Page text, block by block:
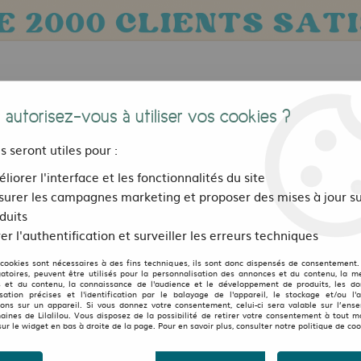
Bijoux, sacs et accessoires Pour les
Many Mornings >Chaussettes deparaillées Monkey
Chaussettes
autorisez-vous à utiliser vos cookies ?
seront utiles pour :
l'interface et les fonctionnalités du site
les campagnes marketing et proposer des mises à jour
l'authentification et surveiller les erreurs techniques
sont nécessaires à des fins techniques, ils sont donc dispensés de
peuvent être utilisés pour la personnalisation des annonces et du contenu, la
et du contenu, la connaissance de l'audience et le développement de produits, les
précises et l'identification par le balayage de l'appareil, le stockage et/ou
sur un appareil. Si vous donnez votre consentement, celui-ci sera valable sur
de Lilalilou. Vous disposez de la possibilité de retirer votre consentement à tout
le widget en bas à droite de la page. Pour en savoir plus, consulter notre politique de